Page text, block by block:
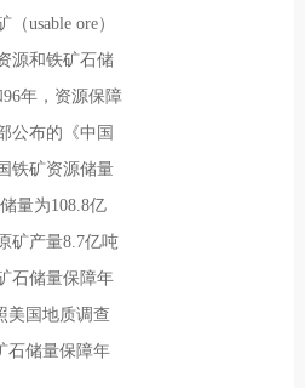
usable ore）
源和铁矿石储
年，资源保障
公布的《中国
铁矿资源储量
量为108.8亿
矿产量8.7亿吨
石储量保障年
美国地质调查
石储量保障年